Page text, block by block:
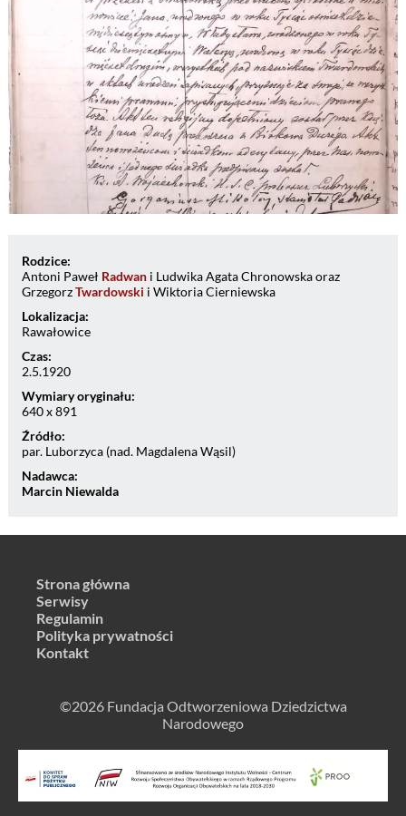
Rodzice:
Antoni Paweł Radwani Ludwika Agata Chronowska oraz
GrzegorzTwardowski i Wiktoria Cierniewska
Lokalizacja:
Rawałowice
Czas:
2.5.1920
Wymiary oryginału:
640 x 891
Źródło:
par. Luborzyca (nad. Magdalena Wąsil)
Nadawca:
Marcin Niewalda
Strona główna
Serwisy
Regulamin
Polityka prywatności
Kontakt
©2026 Fundacja Odtworzeniowa Dziedzictwa
Narodowego